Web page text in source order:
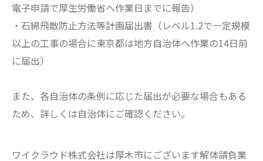
電子申請で厚生労働省へ作業日までに報告）
・石綿飛散防止方法等計画届出書（レベル1.2で一定規模
以上の工事の場合に東京都は地方自治体へ作業の14日前
に届出）
また、各自治体の条例に応じた届出が必要な場合もある
ため、詳しくは自治体にご確認ください。
ワイクラウド株式会社は厚木市にございます解体請負業